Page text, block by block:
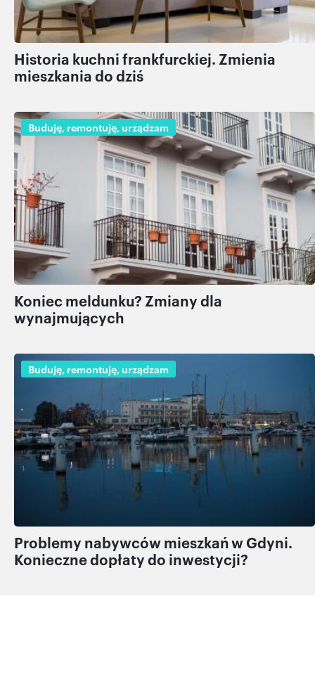
Historia kuchni frankfurckiej. Zmienia
mieszkania do dziś
Buduję, remontuję, urządzam
Koniec meldunku? Zmiany dla
wynajmujących
Buduję, remontuję, urządzam
Problemy nabywców mieszkań w Gdyni.
Konieczne dopłaty do inwestycji?